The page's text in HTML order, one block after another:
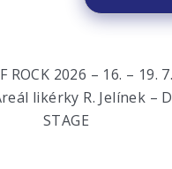
ROCK 2026 – 16. – 19.
likérky R. Jelínek –
STAGE